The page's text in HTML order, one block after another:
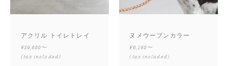
アクリル トイレトレイ
¥39,600〜
(tax included)
ヌメウーブンカラー
¥6,160〜
(tax included)